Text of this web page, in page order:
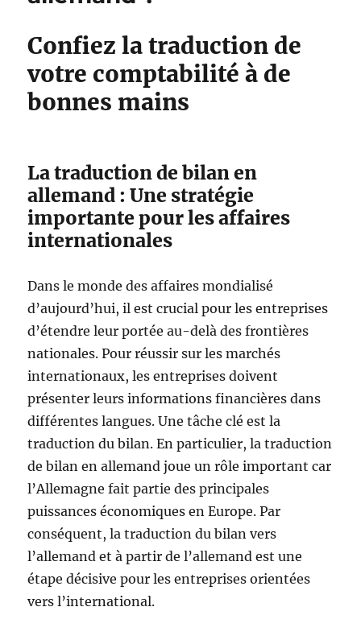
Confiez la traduction de
votre comptabilité à de
bonnes mains
La traduction de bilan en
allemand : Une stratégie
importante pour les affaires
internationales
Dans le monde des affaires mondialisé
d’aujourd’hui, il est crucial pour les entreprises
d’étendre leur portée au-delà des frontières
nationales. Pour réussir sur les marchés
internationaux, les entreprises doivent
présenter leurs informations financières dans
différentes langues. Une tâche clé est la
traduction du bilan. En particulier, la traduction
de bilan en allemand joue un rôle important car
l’Allemagne fait partie des principales
puissances économiques en Europe. Par
conséquent, la traduction du bilan vers
l’allemand et à partir de l’allemand est une
étape décisive pour les entreprises orientées
vers l’international.